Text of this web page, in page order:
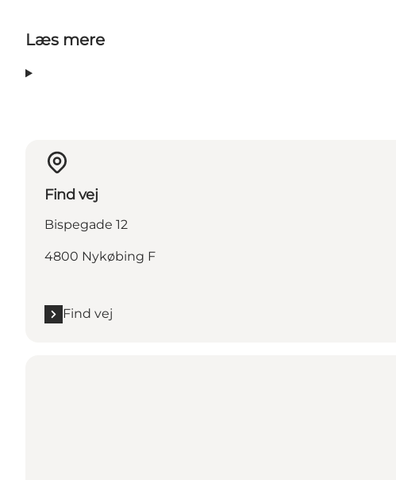
Læs mere
Find vej
Bispegade 12
4800 Nykøbing F
Find vej